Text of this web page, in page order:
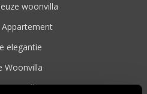
woonvilla
elegantie
Woonvilla